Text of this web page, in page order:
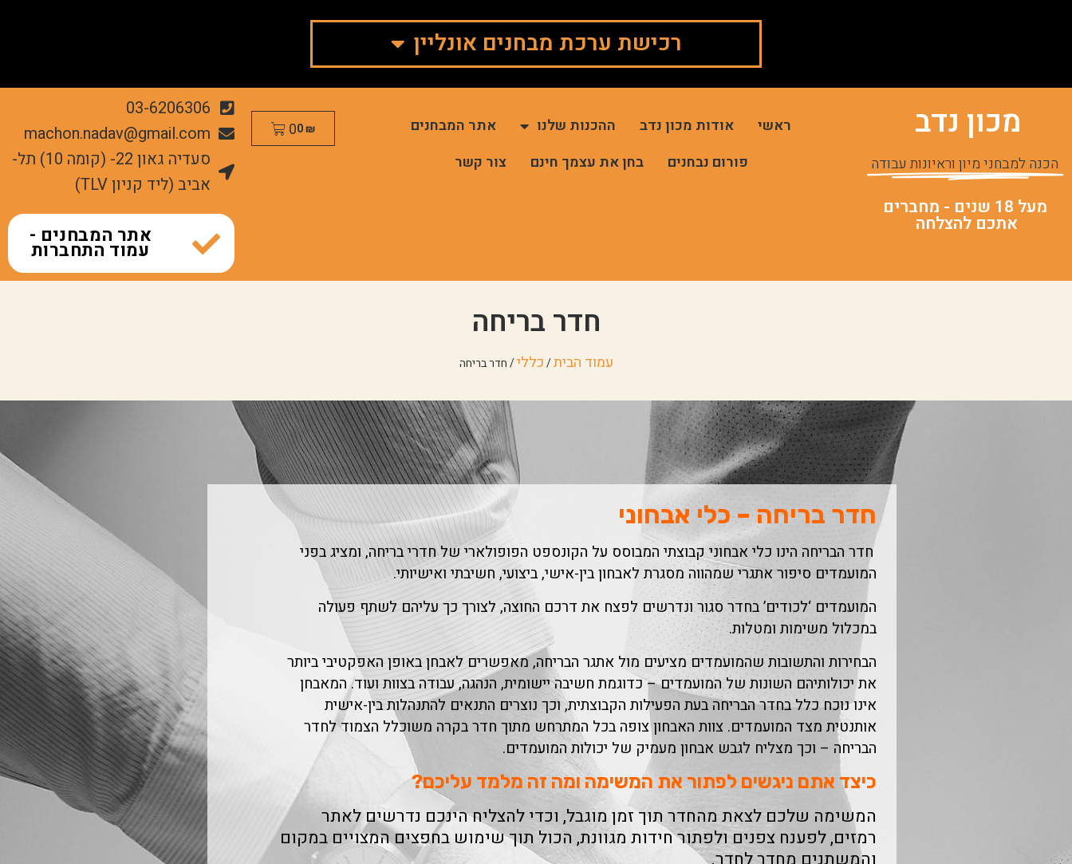
רכישת ערכת מבחנים אונליין
מכון נדב
הכנה למבחני מיון וראיונות עבודה
מעל 18 שנים - מחברים
אתכם להצלחה
ראשי אודות מכון נדב ההכנות שלנו
אתר המבחנים
פורום נבחנים
בחן את עצמך חינם צור קשר
0₪
0
03-6206306
machon.nadav@gmail.com
סעדיה גאון 22- (קומה 10) תל-
אביב (ליד קניון TLV)
אתר המבחנים -
עמוד התחברות
חדר בריחה
עמוד הבית/כללי/ חדר בריחה
חדר בריחה – כלי אבחוני
חדר הבריחה הינו כלי אבחוני קבוצתי המבוסס על הקונספט הפופולארי של חדרי בריחה, ומציג בפני
המועמדים סיפור אתגרי שמהווה מסגרת לאבחון בין-אישי, ביצועי, חשיבתי ואישיותי.
המועמדים ‘לכודים’ בחדר סגור ונדרשים לפצח את דרכם החוצה, לצורך כך עליהם לשתף פעולה
במכלול משימות ומטלות.
הבחירות והתשובות שהמועמדים מציעים מול אתגר הבריחה, מאפשרים לאבחן באופן האפקטיבי ביותר
את יכולותיהם השונות של המועמדים – כדוגמת חשיבה יישומית, הנהגה, עבודה בצוות ועוד. המאבחן
אינו נוכח כלל בחדר הבריחה בעת הפעילות הקבוצתית, וכך נוצרים התנאים להתנהלות בין-אישית
אותנטית מצד המועמדים. צוות האבחון צופה בכל המתרחש מתוך חדר בקרה משוכלל הצמוד לחדר
הבריחה – וכך מצליח לגבש אבחון מעמיק של יכולות המועמדים.
כיצד אתם ניגשים לפתור את המשימה ומה זה מלמד עליכם?
המשימה שלכם לצאת מהחדר תוך זמן מוגבל, וכדי להצליח הינכם נדרשים לאתר
רמזים, לפענח צפנים ולפתור חידות מגוונת, הכול תוך שימוש בחפצים המצויים במקום